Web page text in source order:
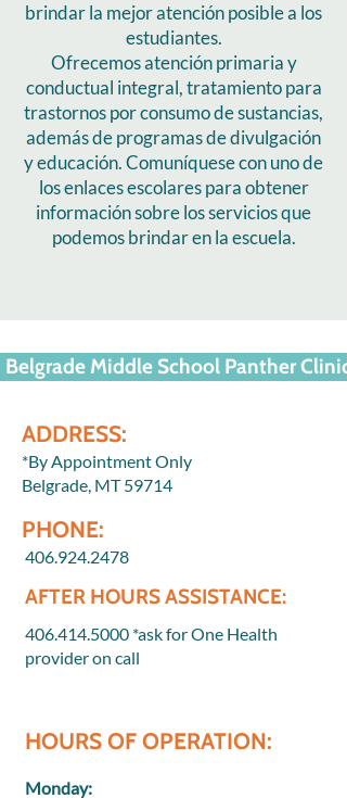
brindar la mejor atención posible a los
estudiantes.
Ofrecemos atención primaria y
conductual integral, tratamiento para
trastornos por consumo de sustancias,
además de programas de divulgación
y educación. Comuníquese con uno de
los enlaces escolares para obtener
información sobre los servicios que
podemos brindar en la escuela.
Belgrade Middle School Panther Clinic
ADDRESS:
*By Appointment Only
Belgrade, MT 59714
PHONE:
406.924.2478
AFTER HOURS ASSISTANCE:
406.414.5000 *ask for One Health
provider on call
HOURS OF OPERATION:
Monday: